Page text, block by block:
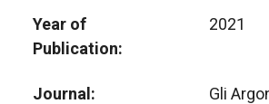
Year of
Publication
2021
Journal Gli